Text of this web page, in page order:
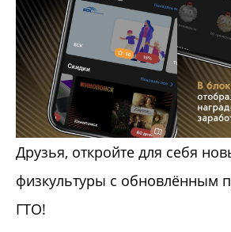
Друзья, откройте для себя
физкультуры с обновлённым
ГТО!